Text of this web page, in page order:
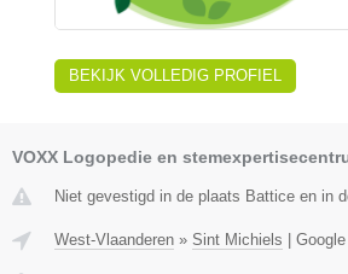
BEKIJK VOLLEDIG PROFIEL
VOXX Logopedie en
Niet gevestigd in de plaats Battice en in
West-Vlaanderen » Sint Michiels